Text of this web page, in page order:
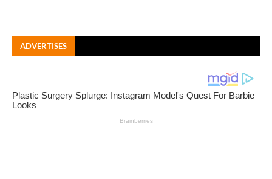
ADVERTISES